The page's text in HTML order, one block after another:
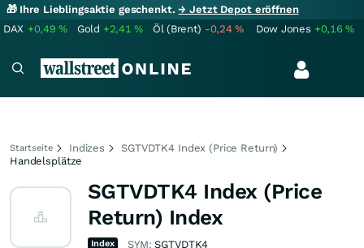
🎁 Ihre Lieblingsaktie geschenkt.→ Jetzt Depot eröffnen
DAX +0,49% Gold +2,41% Öl (Brent) -0,24% Dow Jones +0,16%
Startseite Indizes
SGTVDTK4 Index (Price Return)
Handelsplätze
SGTVDTK4 Index (Price
Return) Index
Index SYM:SGTVDTK4